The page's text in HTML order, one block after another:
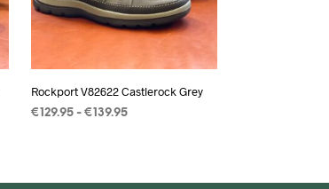
Rockport V82622 Castlerock Grey
€ 129.95 - € 139.95Prijsklasse:
heeft